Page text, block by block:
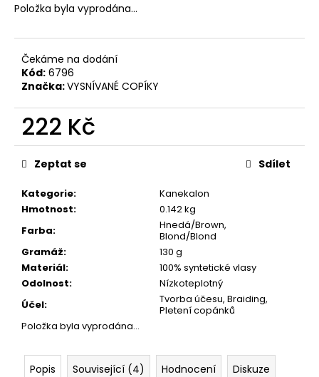
Položka byla vyprodána…
Čekáme na dodání
Kód: 6796
Značka:VYSNÍVANÉ COPÍKY
222 Kč
Měrná
cena:
Kategorie:
Kanekalon
Hmotnost:
0.142 kg
Farba:
Hnedá/Brown,
Blond/Blond
Gramáž:
130 g
Materiál:
100% syntetické vlasy
Odolnost:
Nízkoteplotný
Účel:
Tvorba účesu, Braiding,
Pletení copánků
Položka byla vyprodána…
Zeptat se Sdílet
Popis Související (4) Hodnocení Diskuze
D
o
p
o
u
u
m
e